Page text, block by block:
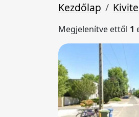
Kezdőlap
Megjelenítve ettől 1